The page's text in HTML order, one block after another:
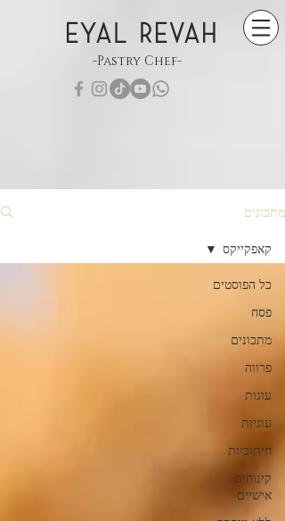
EYAL REVAH
-Pastry Chef-
מתכונים
כל הפוסטים
פסח
מתכונים
פרווה
עוגות
עוגיות
חיתוכיות
קינוחים
אישיים
קאפקייקס